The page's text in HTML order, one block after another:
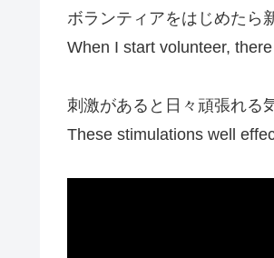
ボランティアをはじめたら
When I start volunteer,
刺激があると日々頑張れる
These stimulations well